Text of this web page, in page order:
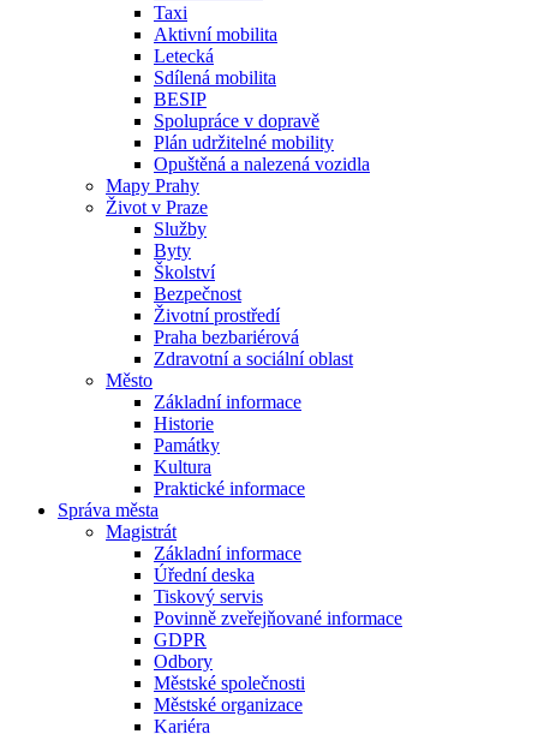
Taxi
Aktivní mobilita
Letecká
Sdílená mobilita
BESIP
Spolupráce v dopravě
Plán udržitelné mobility
Opuštěná a nalezená vozidla
Mapy Prahy
Život v Praze
Služby
Byty
Školství
Bezpečnost
Životní prostředí
Praha bezbariérová
Zdravotní a sociální oblast
Město
Základní informace
Historie
Památky
Kultura
Praktické informace
Správa města
Magistrát
Základní informace
Úřední deska
Tiskový servis
Povinně zveřejňované informace
GDPR
Odbory
Městské společnosti
Městské organizace
Kariéra